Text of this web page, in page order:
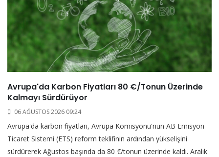
Avrupa'da Karbon Fiyatları 80 €/Tonun Üzerinde
Kalmayı Sürdürüyor
06 AĞUSTOS 2026 09:24
Avrupa'da karbon fiyatları, Avrupa Komisyonu'nun AB Emisyon
Ticaret Sistemi (ETS) reform teklifinin ardından yükselişini
sürdürerek Ağustos başında da 80 €/tonun üzerinde kaldı. Aralık